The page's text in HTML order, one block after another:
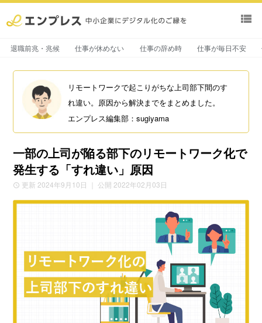
view_list
退職前兆・兆候 仕事が休めない 仕事の辞め時 仕事が毎日不安
リモートワークで起こりがちな上司部下間のす
れ違い。原因から解決までをまとめました。
エンプレス編集部：sugiyama
一部の上司が陥る部下のリモートワーク化で
発生する「すれ違い」原因
更新 2024年9月10日 ｜ 公開 2022年02月03日